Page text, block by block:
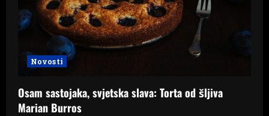
Novosti
Osam sastojaka, svjetska slava: Torta od šljiva
Marian Burros